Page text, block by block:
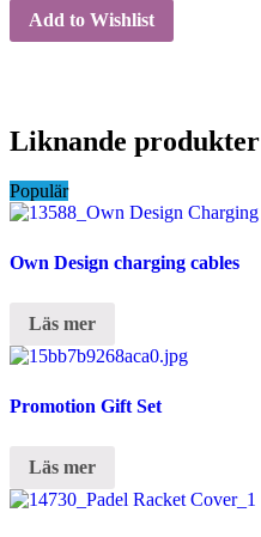
Add to Wishlist
Liknande produkter
Populär
Own Design charging cables
Läs mer
Promotion Gift Set
Läs mer